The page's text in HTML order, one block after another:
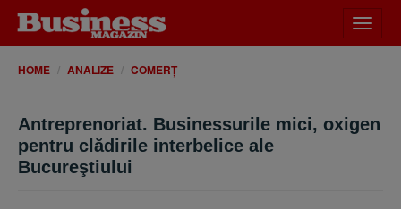
meniu
HOME ANALIZE COMERȚ
Antreprenoriat. Businessurile mici, oxigen
pentru clădirile interbelice ale
Bucureştiului